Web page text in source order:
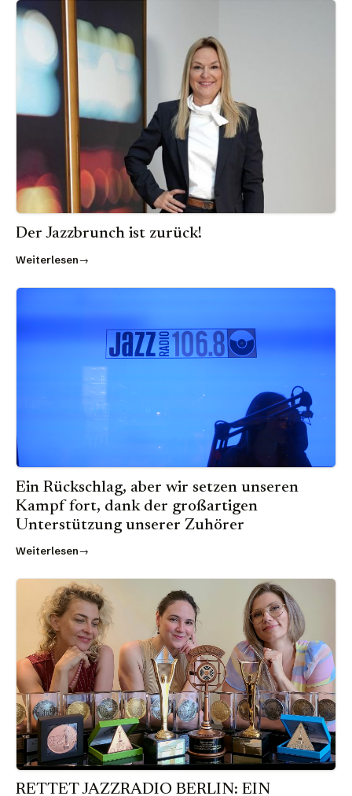
Der Jazzbrunch ist zurück!
Weiterlesen
Ein Rückschlag, aber wir setzen unseren
Kampf fort, dank der großartigen
Unterstützung unserer Zuhörer
Weiterlesen
RETTET JAZZRADIO BERLIN: EIN